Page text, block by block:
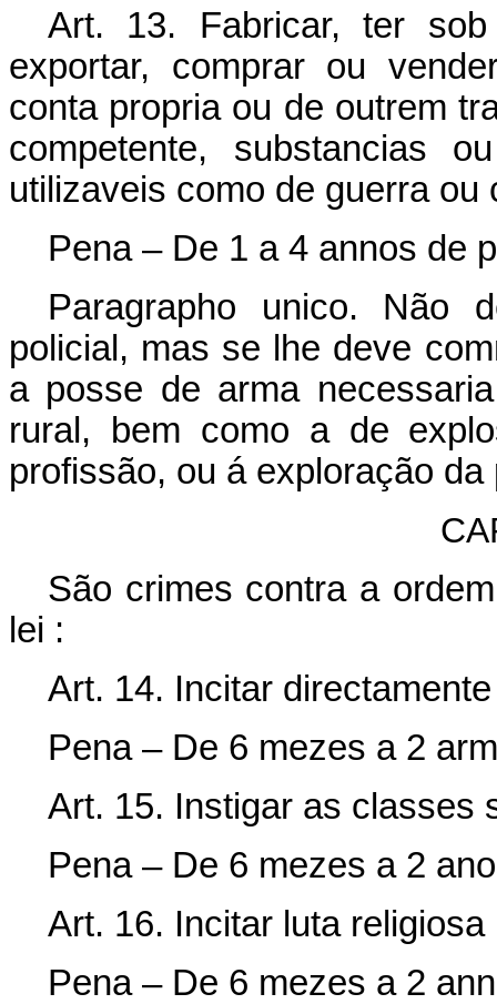
Art. 13. Fabricar, ter
exportar, comprar ou
conta propria ou de outrem
competente, substancias
utilizaveis como de guerra
Pena – De 1 a 4 annos de
Paragrapho unico. Não
policial, mas se lhe deve
a posse de arma
rural, bem como a de
profissão, ou á exploração da
São crimes contra a
lei :
Art. 14. Incitar
Pena – De 6 mezes a 2
Art. 15. Instigar as classes
Pena – De 6 mezes a 2
Art. 16. Incitar luta
Pena – De 6 mezes a 2